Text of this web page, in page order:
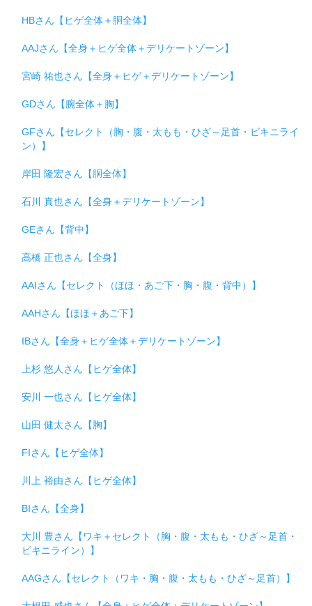
HBさん【ヒゲ全体＋胴全体】
AAJさん【全身＋ヒゲ全体＋デリケートゾーン】
宮崎 祐也さん【全身＋ヒゲ＋デリケートゾーン】
GDさん【腕全体＋胸】
GFさん【セレクト（胸・腹・太もも・ひざ～足首・ビキニライ
ン）】
岸田 隆宏さん【胴全体】
石川 真也さん【全身＋デリケートゾーン】
GEさん【背中】
高橋 正也さん【全身】
AAIさん【セレクト（ほほ・あご下・胸・腹・背中）】
AAHさん【ほほ＋あご下】
IBさん【全身＋ヒゲ全体＋デリケートゾーン】
上杉 悠人さん【ヒゲ全体】
安川 一也さん【ヒゲ全体】
山田 健太さん【胸】
FIさん【ヒゲ全体】
川上 裕由さん【ヒゲ全体】
BIさん【全身】
大川 豊さん【ワキ＋セレクト（胸・腹・太もも・ひざ～足首・
ビキニライン）】
AAGさん【セレクト（ワキ・胸・腹・太もも・ひざ～足首）】